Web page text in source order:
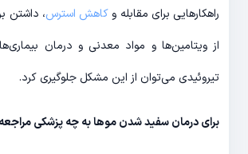
راهکارهایی برای مقابله و کاهش استرس، داشتن
از ویتامین‌ها و مواد معدنی و درمان
تیروئیدی می‌توان از این مشکل جلوگیری کرد.
برای درمان سفید شدن موها به چه پزشکی